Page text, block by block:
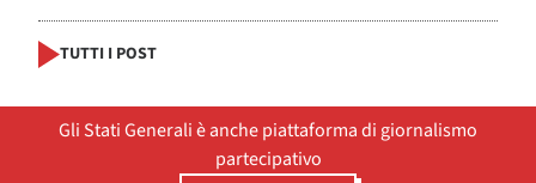
TUTTI I POST
Gli Stati Generali è anche piattaforma di giornalismo
partecipativo